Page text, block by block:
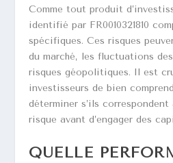
Comme tout produit
identifié par FR0010321810
spécifiques. Ces risques
du marché, les fluctuations
risques géopolitiques. Il est
investisseurs de bien
déterminer s’ils
risque avant d’engager des
QUELLE